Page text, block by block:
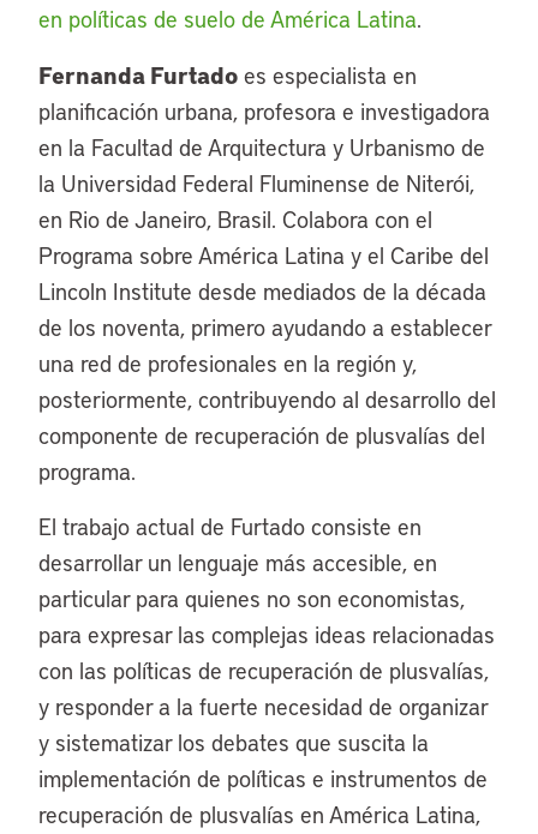
en políticas de suelo de América Latina.
Fernanda Furtado es especialista en
planificación urbana, profesora e investigadora
en la Facultad de Arquitectura y Urbanismo de
la Universidad Federal Fluminense de Niterói,
en Rio de Janeiro, Brasil. Colabora con el
Programa sobre América Latina y el Caribe del
Lincoln Institute desde mediados de la década
de los noventa, primero ayudando a establecer
una red de profesionales en la región y,
posteriormente, contribuyendo al desarrollo del
componente de recuperación de plusvalías del
programa.
El trabajo actual de Furtado consiste en
desarrollar un lenguaje más accesible, en
particular para quienes no son economistas,
para expresar las complejas ideas relacionadas
con las políticas de recuperación de plusvalías,
y responder a la fuerte necesidad de organizar
y sistematizar los debates que suscita la
implementación de políticas e instrumentos de
recuperación de plusvalías en América Latina,